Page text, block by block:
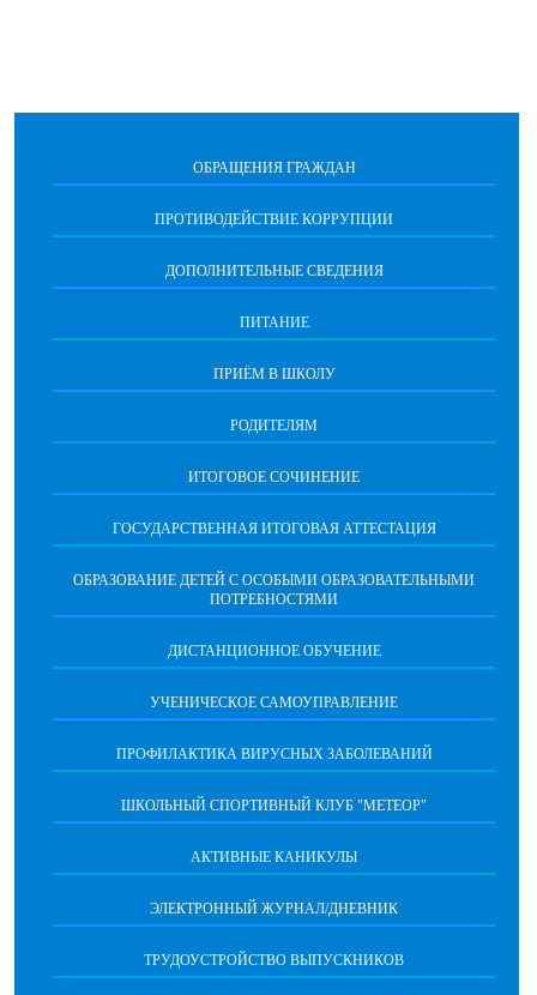
ОБРАЩЕНИЯ ГРАЖДАН
ПРОТИВОДЕЙСТВИЕ КОРРУПЦИИ
ДОПОЛНИТЕЛЬНЫЕ СВЕДЕНИЯ
ПИТАНИЕ
ПРИЁМ В ШКОЛУ
РОДИТЕЛЯМ
ИТОГОВОЕ СОЧИНЕНИЕ
ГОСУДАРСТВЕННАЯ ИТОГОВАЯ АТТЕСТАЦИЯ
ОБРАЗОВАНИЕ ДЕТЕЙ С ОСОБЫМИ ОБРАЗОВАТЕЛЬНЫМИ
ПОТРЕБНОСТЯМИ
ДИСТАНЦИОННОЕ ОБУЧЕНИЕ
УЧЕНИЧЕСКОЕ САМОУПРАВЛЕНИЕ
ПРОФИЛАКТИКА ВИРУСНЫХ ЗАБОЛЕВАНИЙ
ШКОЛЬНЫЙ СПОРТИВНЫЙ КЛУБ "МЕТЕОР"
АКТИВНЫЕ КАНИКУЛЫ
ЭЛЕКТРОННЫЙ ЖУРНАЛ/ДНЕВНИК
ТРУДОУСТРОЙСТВО ВЫПУСКНИКОВ